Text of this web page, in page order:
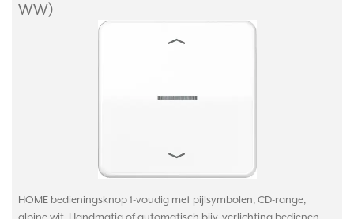
WW)
HOME bedieningsknop 1-voudig met pijlsymbolen, CD-range,